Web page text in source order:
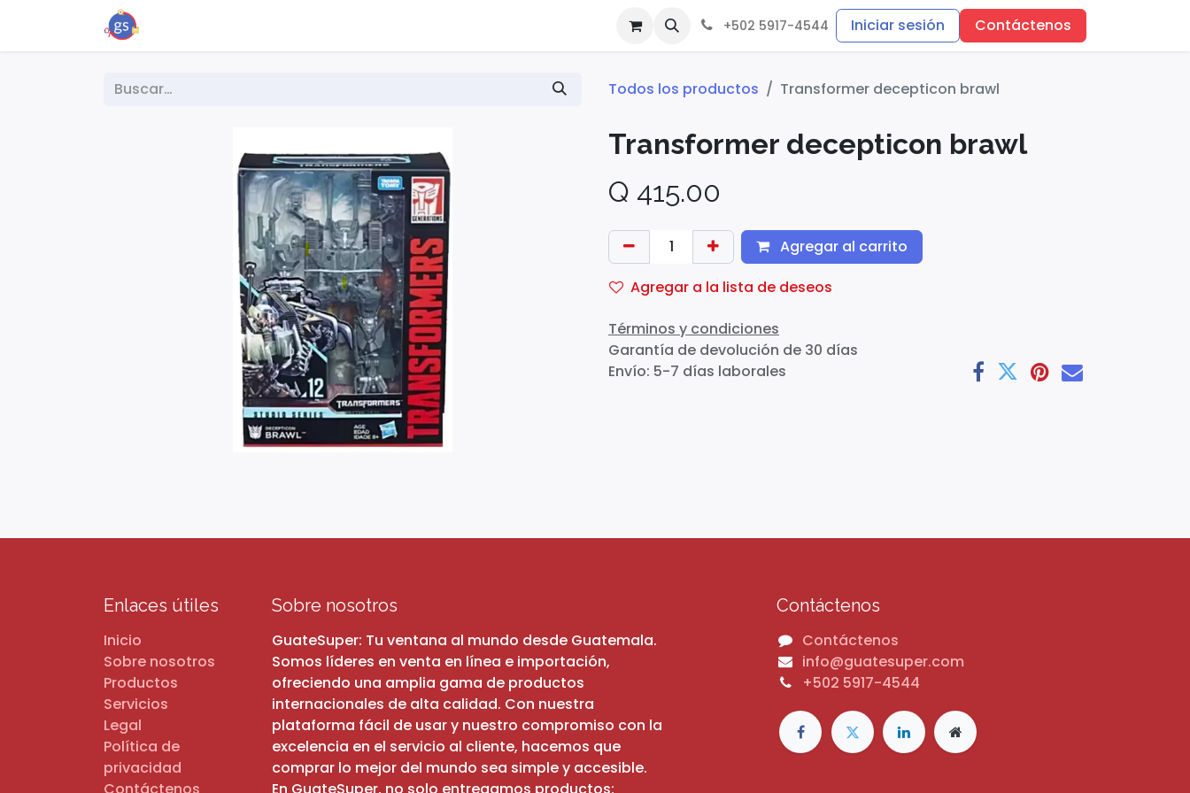
+502 5917-4544 Iniciar sesión Contáctenos
Todos los productos Transformer decepticon brawl
Transformer decepticon brawl
Q 415.00
Agregar al carrito
Agregar a la lista de deseos
Términos y condiciones
Garantía de devolución de 30 días
Envío: 5-7 días laborales
Enlaces útiles
Inicio
Sobre nosotros
Productos
Servicios
Legal
Política de
privacidad
Sobre nosotros
GuateSuper: Tu ventana al mundo desde Guatemala.
Somos líderes en venta en línea e importación,
ofreciendo una amplia gama de productos
internacionales de alta calidad. Con nuestra
plataforma fácil de usar y nuestro compromiso con la
excelencia en el servicio al cliente, hacemos que
comprar lo mejor del mundo sea simple y accesible.
Contáctenos
Contáctenos
info@guatesuper.com
+502 5917-4544